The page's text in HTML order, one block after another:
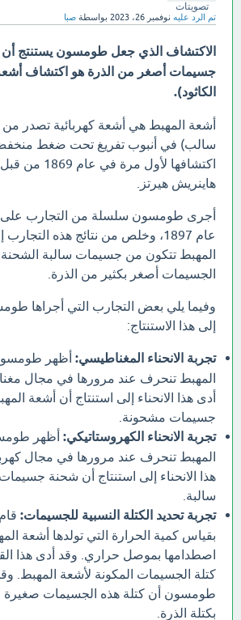
تصويتات
تم الرد عليه نوفمبر 26، 2023 بواسطة صبا
الاكتشاف الذي جعل طومسون يستنتج أن
جسيمات أصغر من الذرة هو اكتشاف
الكاثود).
أشعة المهبط هي أشعة كهربائية تصدر
سالب) في أنبوب تفريغ تحت ضغط
اكتشافها لأول
هاينريش هيرتز.
أجرى طومسون سلسلة من التجارب على
عام 1897، وخلص من نتائج هذه
المهبط تتكون من جسيمات سالبة
الجسيمات أصغر بكثير من الذرة.
وفيما يلي بعض التجارب التي أجراها
إلى هذا الاستنتاج:
تجربة الانحناء المغناطيسي: أظهر
المهبط تنحرف عند مرورها في مجال
أدى هذا الانحناء إلى استنتاج أن أشعة
جسيمات مشحونة.
تجربة الانحناء الكهروستاتيكي: أظهر
المهبط تنحرف عند مرورها في مجال
هذا الانحناء إلى استنتاج أن شحنة
سالبة.
تجربة تحديد الكتلة النسبية للجسيمات:
بقياس كمية الحرارة التي تولدها أشعة
اصطدامها بموصل حراري. وقد أدى هذا
كتلة الجسيمات المكونة لأشعة المهبط.
طومسون أن كتلة هذه الجسيمات صغيرة
بكتلة الذرة.